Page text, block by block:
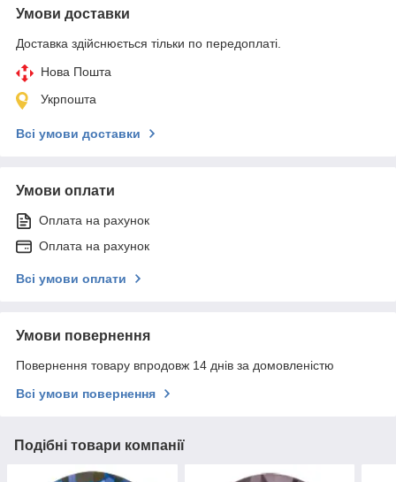
Умови доставки
Доставка здійснюється тільки по передоплаті.
Нова Пошта
Укрпошта
Всі умови доставки
Умови оплати
Оплата на рахунок
Оплата на рахунок
Всі умови оплати
Умови повернення
Повернення товару впродовж 14 днів за домовленістю
Всі умови повернення
Подібні товари компанії